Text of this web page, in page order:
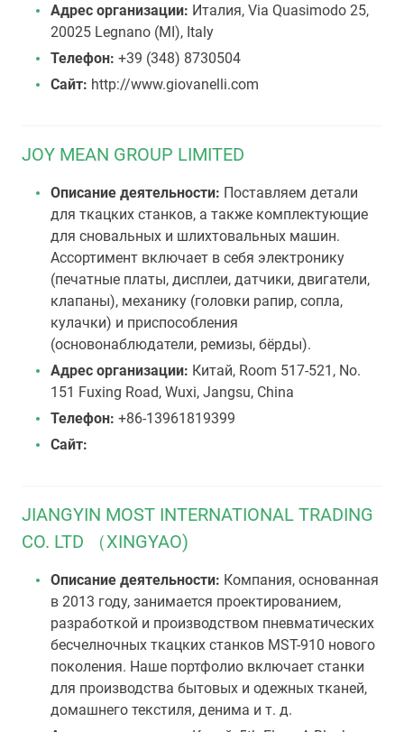
Адрес организации: Италия, Via Quasimodo 25,
20025 Legnano (MI), Italy
Телефон: +39 (348) 8730504
Сайт: http://www.giovanelli.com
JOY MEAN GROUP LIMITED
Описание деятельности: Поставляем детали
для ткацких станков, а также комплектующие
для сновальных и шлихтовальных машин.
Ассортимент включает в себя электронику
(печатные платы, дисплеи, датчики, двигатели,
клапаны), механику (головки рапир, сопла,
кулачки) и приспособления
(основонаблюдатели, ремизы, бёрды).
Адрес организации: Китай, Room 517-521, No.
151 Fuxing Road, Wuxi, Jangsu, China
Телефон: +86-13961819399
Сайт:
JIANGYIN MOST INTERNATIONAL TRADING
CO. LTD （XINGYAO)
Описание деятельности: Компания, основанная
в 2013 году, занимается проектированием,
разработкой и производством пневматических
бесчелночных ткацких станков MST-910 нового
поколения. Наше портфолио включает станки
для производства бытовых и одежных тканей,
домашнего текстиля, денима и т. д.